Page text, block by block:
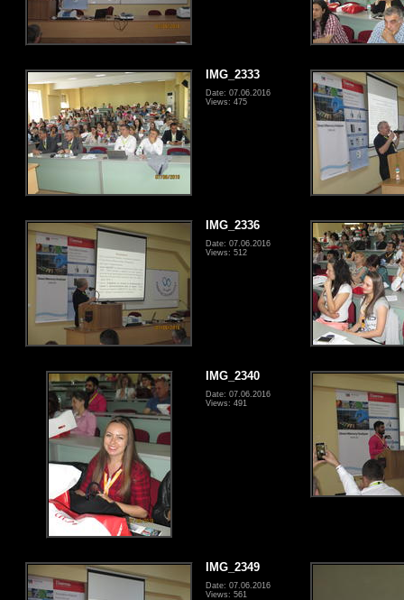
IMG_2333
Date: 07.06.2016
Views: 475
IMG_2336
Date: 07.06.2016
Views: 512
IMG_2340
Date: 07.06.2016
Views: 491
IMG_2349
Date: 07.06.2016
Views: 561